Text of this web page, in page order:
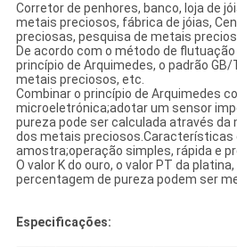
Corretor de penhores, banco, loja de
metais preciosos, fábrica de jóias,
preciosas, pesquisa de metais
De acordo com o método de
princípio de Arquimedes, o padrão
metais preciosos, etc.
Combinar o princípio de Arquimedes
microeletrónica;adotar um sensor
pureza pode ser calculada através da
dos metais preciosos.Características
amostra;operação simples, rápida e
O valor K do ouro, o valor PT da
percentagem de pureza podem ser
Especificações: